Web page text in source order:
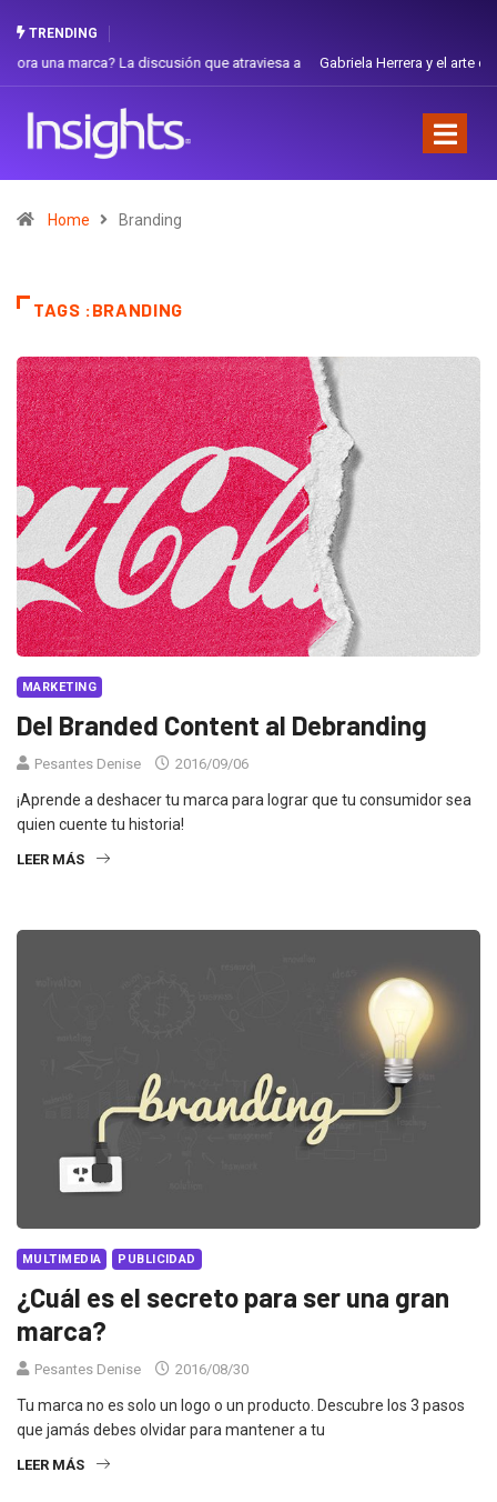
TRENDING
Gabriela Herrera y el arte de cambiarse el sombrero en Corporación
Home Branding
TAGS :BRANDING
MARKETING
Del Branded Content al Debranding
Pesantes Denise 2016/09/06
¡Aprende a deshacer tu marca para lograr que tu consumidor sea
quien cuente tu historia!
LEER MÁS
MULTIMEDIA PUBLICIDAD
¿Cuál es el secreto para ser una gran
marca?
Pesantes Denise 2016/08/30
Tu marca no es solo un logo o un producto. Descubre los 3 pasos
que jamás debes olvidar para mantener a tu
LEER MÁS